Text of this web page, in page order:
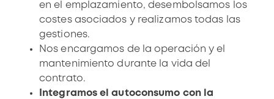
en el emplazamiento, desembolsamos los
costes asociados y realizamos todas las
gestiones.
Nos encargamos de laoperación y el
mantenimiento durante la vida del
contrato.
Integramos el autoconsumo con la